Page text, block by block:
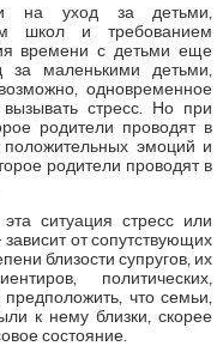
на уход за детьми,
школ и требованием
времени с детьми еще
за маленькими детьми,
одновременное
стресс. Но при
родители проводят в
эмоций и
родители проводят в
ситуация стресс или
от сопутствующих
близости супругов, их
политических,
что семьи,
к нему близки, скорее
состояние.